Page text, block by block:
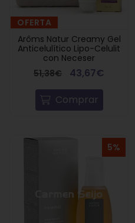
OFERTA
Arôms Natur Creamy Gel
Anticelulítico Lipo-Celulit
con Neceser
51,38€
43,67€
Comprar
5%